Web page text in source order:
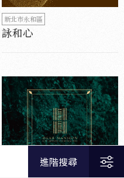
進階搜尋
新北市永和區
詠和心